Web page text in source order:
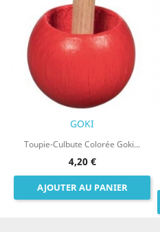
GOKI
Toupie-Culbute Colorée Goki...
4,20 €
AJOUTER AU PANIER